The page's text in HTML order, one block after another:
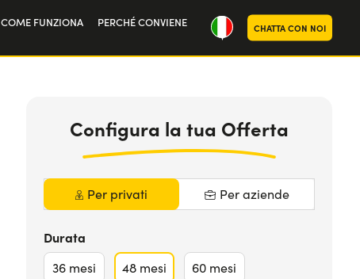
COME FUNZIONA PERCHÉ CONVIENE CHATTA CON NOI
Configura la tua Offerta
Per privati Per aziende
Durata
36 mesi 48 mesi 60 mesi